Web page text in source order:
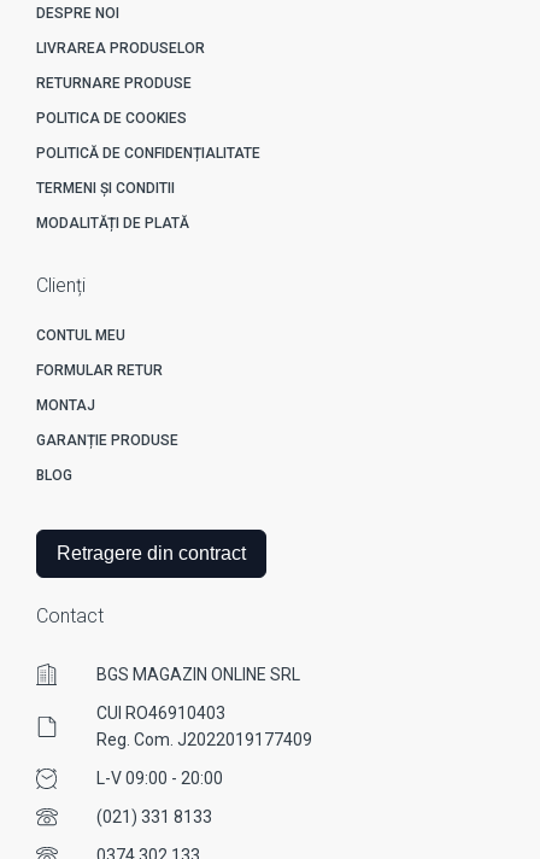
DESPRE NOI
LIVRAREA PRODUSELOR
RETURNARE PRODUSE
POLITICA DE COOKIES
POLITICĂ DE CONFIDENȚIALITATE
TERMENI ȘI CONDITII
MODALITĂȚI DE PLATĂ
Clienți
CONTUL MEU
FORMULAR RETUR
MONTAJ
GARANȚIE PRODUSE
BLOG
Retragere din contract
Contact
BGS MAGAZIN ONLINE SRL
CUI RO46910403
Reg. Com. J2022019177409
L-V 09:00 - 20:00
(021) 331 8133